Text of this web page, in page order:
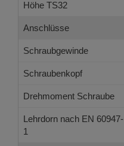
Höhe TS32
Anschlüsse
Schraubgewinde
Schraubenkopf
Drehmoment Schraube
Lehrdorn nach EN 60947-
1